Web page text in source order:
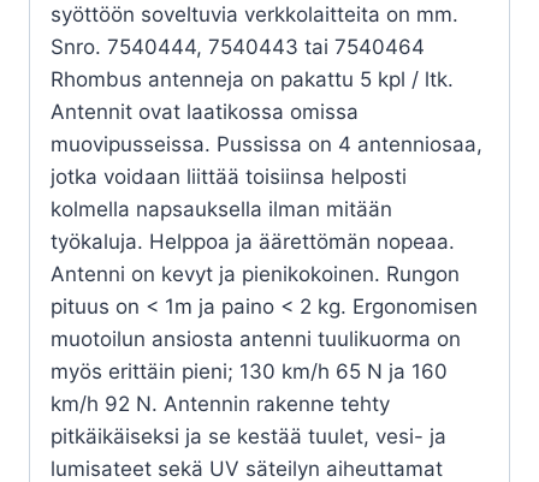
syöttöön soveltuvia verkkolaitteita on mm.
Snro. 7540444, 7540443 tai 7540464
Rhombus antenneja on pakattu 5 kpl / ltk.
Antennit ovat laatikossa omissa
muovipusseissa. Pussissa on 4 antenniosaa,
jotka voidaan liittää toisiinsa helposti
kolmella napsauksella ilman mitään
työkaluja. Helppoa ja äärettömän nopeaa.
Antenni on kevyt ja pienikokoinen. Rungon
pituus on < 1m ja paino < 2 kg. Ergonomisen
muotoilun ansiosta antenni tuulikuorma on
myös erittäin pieni; 130 km/h 65 N ja 160
km/h 92 N. Antennin rakenne tehty
pitkäikäiseksi ja se kestää tuulet, vesi- ja
lumisateet sekä UV säteilyn aiheuttamat